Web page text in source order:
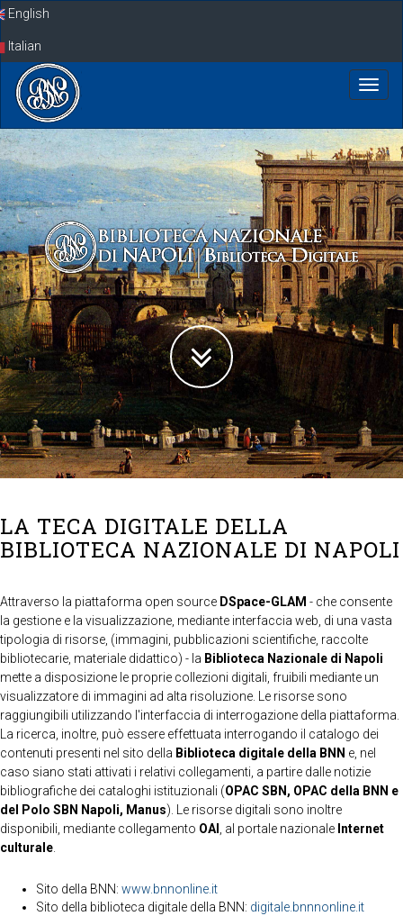
SkipEnglish
Italian
LA TECA DIGITALE DELLA
BIBLIOTECA NAZIONALE DI NAPOLI
Attraverso la piattaforma open source DSpace-GLAM - che consente
la gestione e la visualizzazione, mediante interfaccia web, di una vasta
tipologia di risorse, (immagini, pubblicazioni scientifiche, raccolte
bibliotecarie, materiale didattico) - la Biblioteca Nazionale di Napoli
mette a disposizione le proprie collezioni digitali, fruibili mediante un
visualizzatore di immagini ad alta risoluzione. Le risorse sono
raggiungibili utilizzando l'interfaccia di interrogazione della piattaforma.
La ricerca, inoltre, può essere effettuata interrogando il catalogo dei
contenuti presenti nel sito della Biblioteca digitale della BNN e, nel
caso siano stati attivati i relativi collegamenti, a partire dalle notizie
bibliografiche dei cataloghi istituzionali (OPAC SBN, OPAC della BNN e
del Polo SBN Napoli, Manus). Le risorse digitali sono inoltre
disponibili, mediante collegamento OAI , al portale nazionale Internet
culturale
Sito della BNN: www.bnnonline.it
Sito della biblioteca digitale della BNN: digitale.bnnnonline.it